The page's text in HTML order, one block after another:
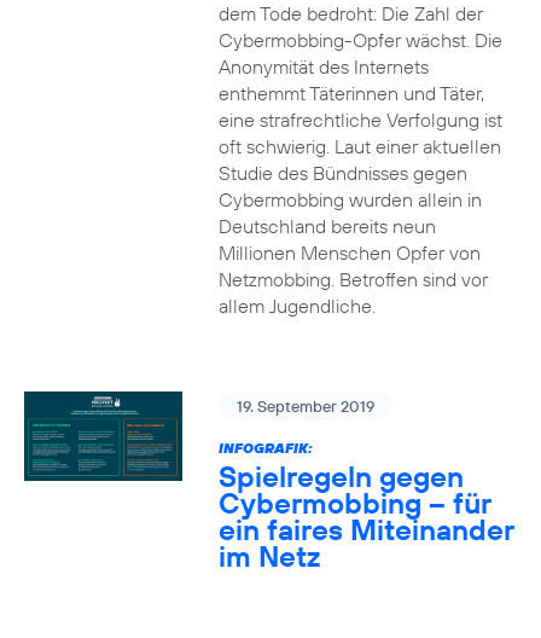
dem Tode bedroht: Die Zahl der
Cybermobbing-Opfer wächst. Die
Anonymität des Internets
enthemmt Täterinnen und Täter,
eine strafrechtliche Verfolgung ist
oft schwierig. Laut einer aktuellen
Studie des Bündnisses gegen
Cybermobbing wurden allein in
Deutschland bereits neun
Millionen Menschen Opfer von
Netzmobbing. Betroffen sind vor
allem Jugendliche.
19. September 2019
INFOGRAFIK:
Spielregeln gegen
Cybermobbing – für
ein faires Miteinander
im Netz